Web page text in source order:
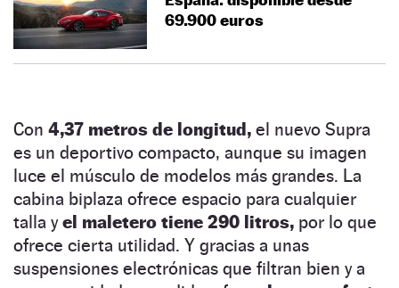
69.900 euros
Con 4,37 metros de longitud, el nuevo Supra
es un deportivo compacto, aunque su imagen
luce el músculo de modelos más grandes. La
cabina biplaza ofrece espacio para cualquier
talla yel maletero tiene 290 litros, por lo que
ofrece cierta utilidad. Y gracias a unas
suspensiones electrónicas que filtran bien y a